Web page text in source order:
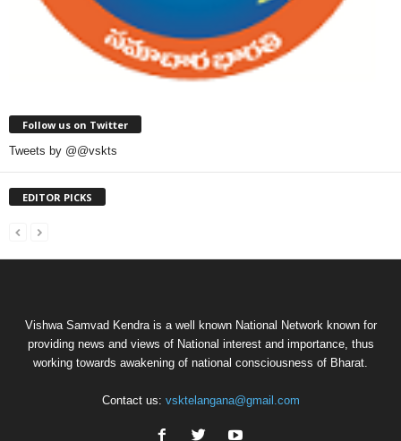
Follow us on Twitter
Tweets by @@vskts
EDITOR PICKS
Vishwa Samvad Kendra is a well known National Network known for
providing news and views of National interest and importance, thus
working towards awakening of national consciousness of Bharat.
Contact us: vsktelangana@gmail.com